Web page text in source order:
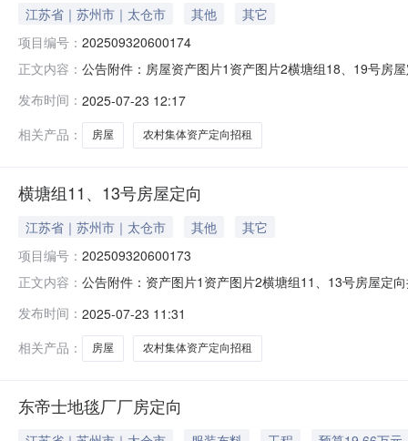
江苏省｜苏州市｜太仓市 其他
其它
项目编号： 202509320600174
正文内容： 公告附件：房屋资产图片1资产图片2横塘组18、19号房
18、19号房屋资产编号320585100202000A00018资产
发布时间： 2025-07-23 12:17
相关产品：
房屋 农村集体资产定向招租
横塘组11、13号房屋定向
江苏省｜苏州市｜太仓市 其他
其它
项目编号： 202509320600173
正文内容： 公告附件：资产图片1资产图片2横塘组11、13号房屋定
11、13号房屋资产编号320585100202000A00019资产
发布时间： 2025-07-23 11:31
相关产品：
房屋 农村集体资产定向招租
东帝士地毯厂厂房定向